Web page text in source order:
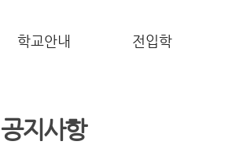
학교안내 전입학
공지사항